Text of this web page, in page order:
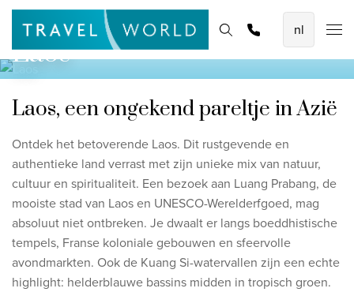
De mooiste vliegvakanties
Baoase Luxury Resort Curaçao
Lux* Grand Baie Resort Mauritius
Constance Halaveli Maldives
Bekijk alle vliegvakanties
Unieke rondreizen
8-daagse Emiraten Ontdekkingsreis
Fly & Drive - Kleuren van Yucatan
Ontdekking Sri Lanka
Homepage Bestemmingen Thema's Promoties
Zoek & boek
Laos
Laos, een ongekend pareltje in Azië
Ontdek het betoverende Laos. Dit rustgevende en
authentieke land verrast met zijn unieke mix van natuur,
cultuur en spiritualiteit. Een bezoek aan Luang Prabang, de
mooiste stad van Laos en UNESCO-Werelderfgoed, mag
absoluut niet ontbreken. Je dwaalt er langs boeddhistische
tempels, Franse koloniale gebouwen en sfeervolle
avondmarkten. Ook de Kuang Si-watervallen zijn een echte
highlight: helderblauwe bassins midden in tropisch groen.